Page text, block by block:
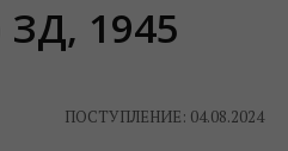
1945
ПОСТУПЛЕНИЕ: 04.08.2024